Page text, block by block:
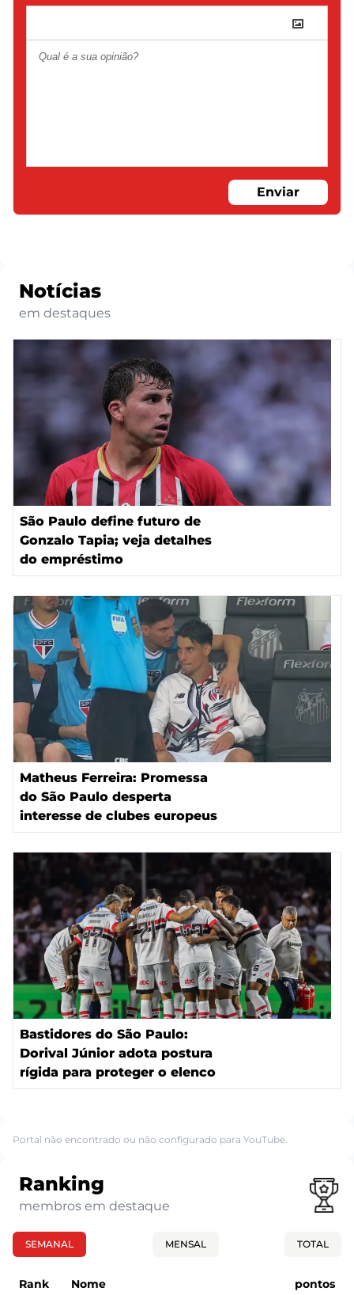
Enviar
Notícias
em destaques
São Paulo define futuro de
Gonzalo Tapia; veja detalhes
do empréstimo
Matheus Ferreira: Promessa
do São Paulo desperta
interesse de clubes europeus
Bastidores do São Paulo:
Dorival Júnior adota postura
rígida para proteger o elenco
Portal não encontrado ou não configurado para YouTube.
Ranking
membros em destaque
SEMANAL MENSAL TOTAL
Rank Nome pontos